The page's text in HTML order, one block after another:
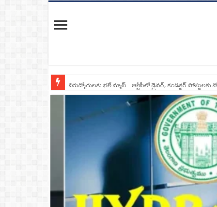
నిరుద్యోగులకు భలే న్యూస్.. ఆర్టీసీలో డ్రైవర్, కండక్టర్‌